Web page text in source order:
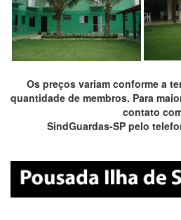
Os preços variam conforme a
quantidade de membros. Para
contato
SindGuardas-SP pelo